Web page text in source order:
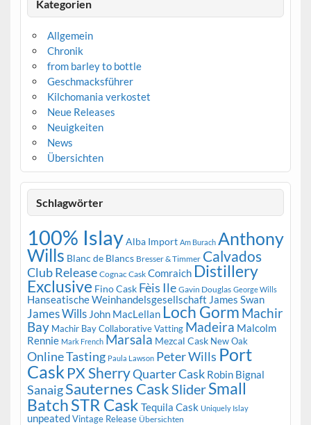
Kategorien
Allgemein
Chronik
from barley to bottle
Geschmacksführer
Kilchomania verkostet
Neue Releases
Neuigkeiten
News
Übersichten
Schlagwörter
100% IslayAlba Import Am Burach Anthony
Wills Blanc de Blancs Bresser & Timmer Calvados
Club Release Cognac Cask Comraich Distillery
Exclusive Fino Cask Fèis Ile Gavin Douglas George Wills
Hanseatische Weinhandelsgesellschaft James Swan
James Wills John MacLellan Loch Gorm Machir
Bay Machir Bay Collaborative Vatting Madeira Malcolm
Rennie Mark French Marsala Mezcal Cask New Oak
Online Tasting Paula Lawson Peter Wills Port
Cask PX SherryQuarter Cask Robin Bignal
SanaigSauternes Cask SliderSmall
BatchSTR Cask Tequila Cask Uniquely Islay
unpeatedVintage Release Übersichten